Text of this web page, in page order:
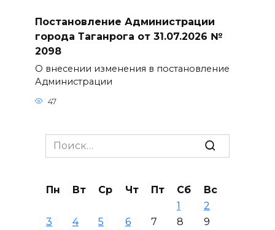
Постановление Администрации
города Таганрога от 31.07.2026 №
2098
О внесении изменения в постановление
Администрации
47
Search
for:
Пн Вт Ср Чт Пт Сб
Вс
1
2
3
4 5 6 7 8
9